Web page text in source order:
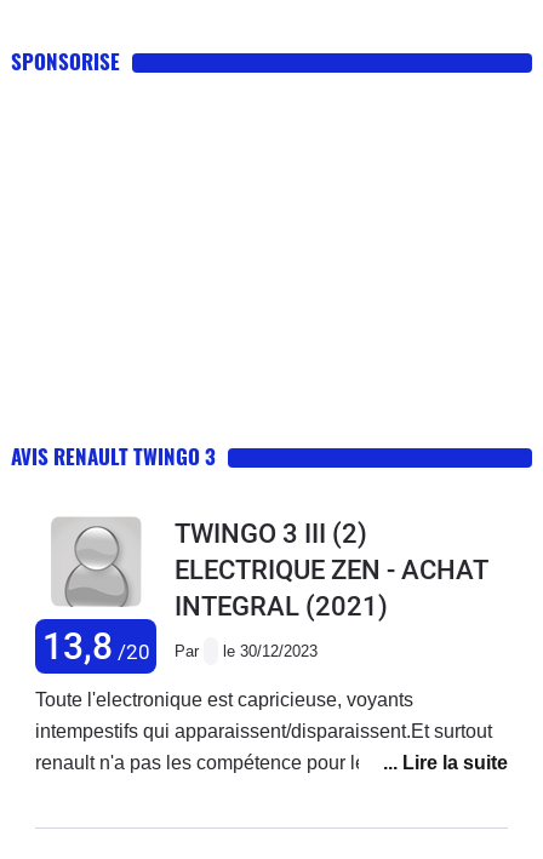
SPONSORISE
AVIS RENAULT TWINGO 3
13,8 /20
TWINGO 3 III (2)
ELECTRIQUE ZEN - ACHAT
INTEGRAL (2021)
Par le 30/12/2023
Toute l'electronique est capricieuse, voyants
intempestifs qui apparaissent/disparaissent.Et surtout
renault n'a pas les compétence pour les diagnotics de